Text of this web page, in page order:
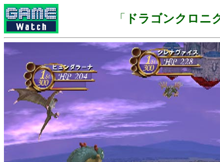
「 ドラゴンクロニ